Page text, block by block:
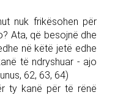
nuk frikësohen për
Ata, që besojnë dhe
në këtë jetë edhe
të ndryshuar - ajo
62, 63, 64)
ty kanë për të rënë